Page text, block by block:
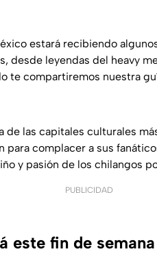
estará recibiendo
desde leyendas del heavy
te compartiremos nuestra
de las capitales culturales
complacer a sus
y pasión de los chilangos
PUBLICIDAD
este fin de